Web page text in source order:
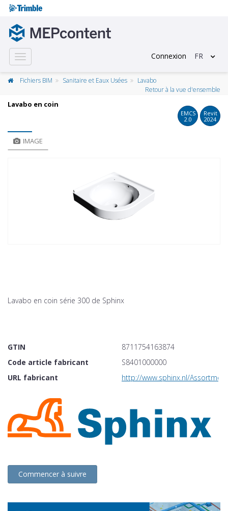
Toggle
navigation
Connexion FR
Fichiers BIM Sanitaire et Eaux Usées
Lavabo
Retour à la vue d'ensemble
Lavabo en coin
EMCS
2.0
Revit
2024
IMAGE
Lavabo en coin série 300 de Sphinx
GTIN
8711754163874
Code article fabricant
S8401000000
URL fabricant
http://www.sphinx.nl/
Commencer à suivre